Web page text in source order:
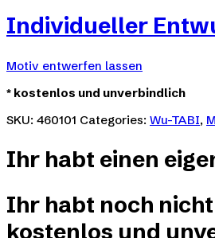
Individueller
Motiv entwerfen lassen
* kostenlos und unverbindlich
SKU: 460101 Categories: Wu-TABI,
Ihr habt einen
Ihr habt noch
kostenlos und